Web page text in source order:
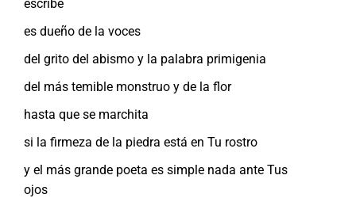
escribe
es dueño de la voces
del grito del abismo y la palabra primigenia
del más temible monstruo y de la flor
hasta que se marchita
si la firmeza de la piedra está en Tu rostro
y el más grande poeta es simple nada ante Tus
ojos